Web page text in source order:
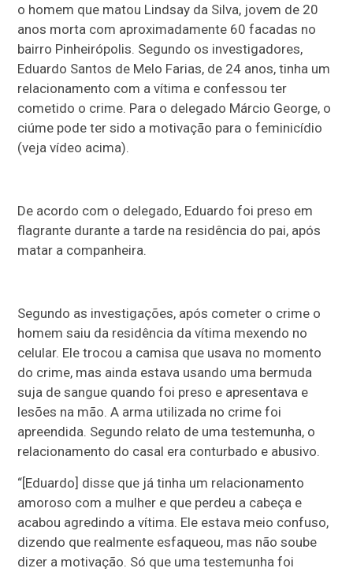
o homem que matou Lindsay da Silva, jovem de 20
anos morta com aproximadamente 60 facadas no
bairro Pinheirópolis. Segundo os investigadores,
Eduardo Santos de Melo Farias, de 24 anos, tinha um
relacionamento com a vítima e confessou ter
cometido o crime. Para o delegado Márcio George, o
ciúme pode ter sido a motivação para o feminicídio
(veja vídeo acima).
De acordo com o delegado, Eduardo foi preso em
flagrante durante a tarde na residência do pai, após
matar a companheira.
Segundo as investigações, após cometer o crime o
homem saiu da residência da vítima mexendo no
celular. Ele trocou a camisa que usava no momento
do crime, mas ainda estava usando uma bermuda
suja de sangue quando foi preso e apresentava e
lesões na mão. A arma utilizada no crime foi
apreendida. Segundo relato de uma testemunha, o
relacionamento do casal era conturbado e abusivo.
“[Eduardo] disse que já tinha um relacionamento
amoroso com a mulher e que perdeu a cabeça e
acabou agredindo a vítima. Ele estava meio confuso,
dizendo que realmente esfaqueou, mas não soube
dizer a motivação. Só que uma testemunha foi